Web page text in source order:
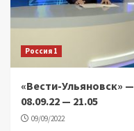
Россия 1
«Вести-Ульяновск» —
08.09.22 — 21.05
09/09/2022